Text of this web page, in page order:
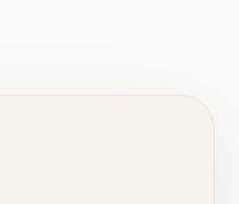
x   .   .   .   .
.   x   .   .   .